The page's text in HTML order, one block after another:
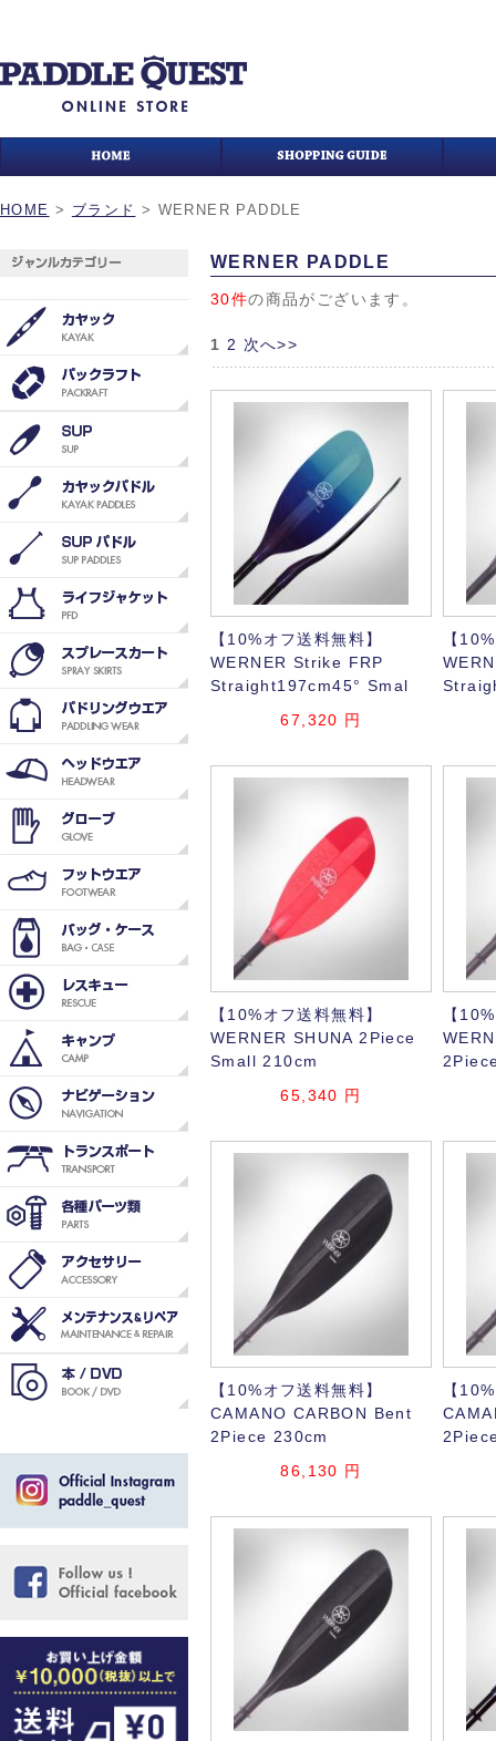
HOME > ブランド > WERNER PADDLE
WERNER PADDLE
30件の商品がございます。
1 2 次へ>>
【10%オフ送料無料】
WERNER Strike FRP
Straight197cm45° Smal
67,320 円
【
【10%オフ送料無料】
WERNER SHUNA 2Piece
Small 210cm
65,340 円
【
【10%オフ送料無料】
CAMANO CARBON Bent
2Piece 230cm
86,130 円
【